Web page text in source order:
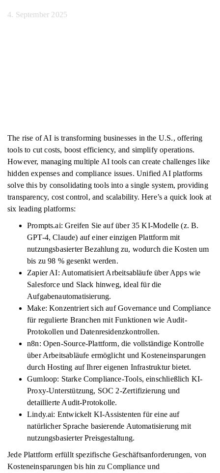
4. September 2025
The rise of AI is transforming businesses in the U.S., offering
tools to cut costs, boost efficiency, and simplify operations.
However, managing multiple AI tools can create challenges like
hidden expenses and compliance issues. Unified AI platforms
solve this by consolidating tools into a single system, providing
transparency, cost control, and scalability. Here’s a quick look at
six leading platforms:
Prompts.ai: Greifen Sie auf über 35 KI-Modelle (z. B.
GPT-4, Claude) auf einer einzigen Plattform mit
nutzungsbasierter Bezahlung zu, wodurch die Kosten um
bis zu 98 % gesenkt werden.
Zapier AI: Automatisiert Arbeitsabläufe über Apps wie
Salesforce und Slack hinweg, ideal für die
Aufgabenautomatisierung.
Make: Konzentriert sich auf Governance und Compliance
für regulierte Branchen mit Funktionen wie Audit-
Protokollen und Datenresidenzkontrollen.
n8n: Open-Source-Plattform, die vollständige Kontrolle
über Arbeitsabläufe ermöglicht und Kosteneinsparungen
durch Hosting auf Ihrer eigenen Infrastruktur bietet.
Gumloop: Starke Compliance-Tools, einschließlich KI-
Proxy-Unterstützung, SOC 2-Zertifizierung und
detaillierte Audit-Protokolle.
Lindy.ai: Entwickelt KI-Assistenten für eine auf
natürlicher Sprache basierende Automatisierung mit
nutzungsbasierter Preisgestaltung.
Jede Plattform erfüllt spezifische Geschäftsanforderungen, von
Kosteneinsparungen bis hin zu Compliance und